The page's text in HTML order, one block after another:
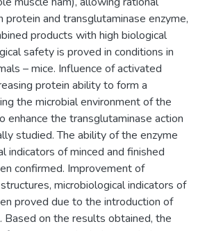
and transglutaminase enzyme,
products with high biological
safety is proved in conditions in
– mice. Influence of activated
protein ability to form a
the microbial environment of the
enhance the transglutaminase action
studied. The ability of the enzyme
indicators of minced and finished
confirmed. Improvement of
microbiological indicators of
proved due to the introduction of
on the results obtained, the